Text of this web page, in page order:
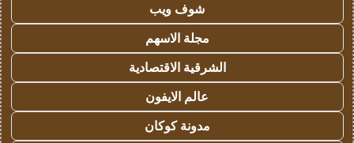
شوف ويب
مجلة الاسهم
الشرقية الاقتصادية
عالم الايفون
مدونة كوكان